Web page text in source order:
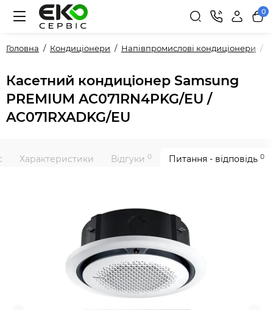
0
Головна Кондиціонери Напівпромислові кондиціонери
Касетний кондиціонер Samsung
PREMIUM AC071RN4PKG/EU /
AC071RXADKG/EU
Характеристики Відгуки 0 Питання - відповідь 0